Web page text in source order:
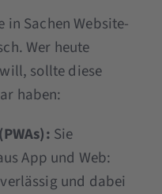
in Sachen Website-
Wer heute
sollte diese
haben:
Sie
App und Web:
und dabei